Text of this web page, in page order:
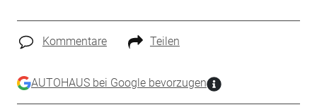
Kommentare Teilen
AUTOHAUS bei Google bevorzugen